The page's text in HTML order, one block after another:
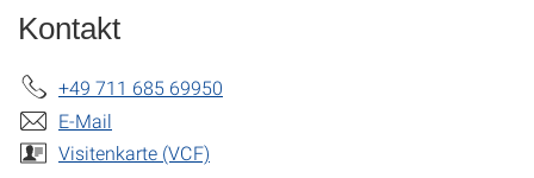
Kontakt
+49 711 685 69950
E-Mail
Visitenkarte (VCF)